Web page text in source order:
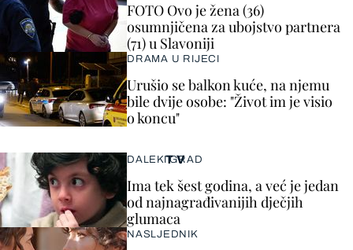
FOTO Ovo je žena (36)
osumnjičena za ubojstvo partnera
(71) u Slavoniji
DRAMA U RIJECI
Urušio se balkon kuće, na njemu
bile dvije osobe: "Život im je visio
o koncu"
TV
DALEKI GRAD
Ima tek šest godina, a već je jedan
od najnagrađivanijih dječjih
glumaca
NASLJEDNIK